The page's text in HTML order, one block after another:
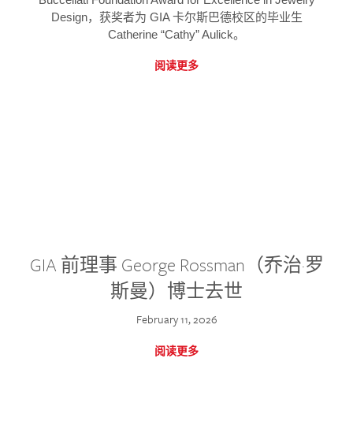
Design，获奖者为 GIA 卡尔斯巴德校区的毕业生
Catherine “Cathy” Aulick。
阅读更多
GIA 前理事 George Rossman（乔治·罗
斯曼）博士去世
February 11, 2026
阅读更多